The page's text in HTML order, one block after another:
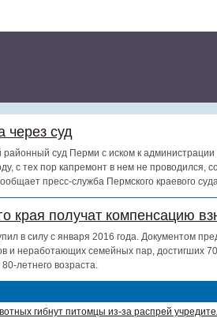
через суд
суд Перми с иском к администрации
с тех пор капремонт в нем не проводился,
пресс-служба Пермского краевого
края получат компенсацию
в силу с января 2016 года. Документом
неработающих семейных пар, достигших
летнего возраста.
гибнут питомцы из-за распрей